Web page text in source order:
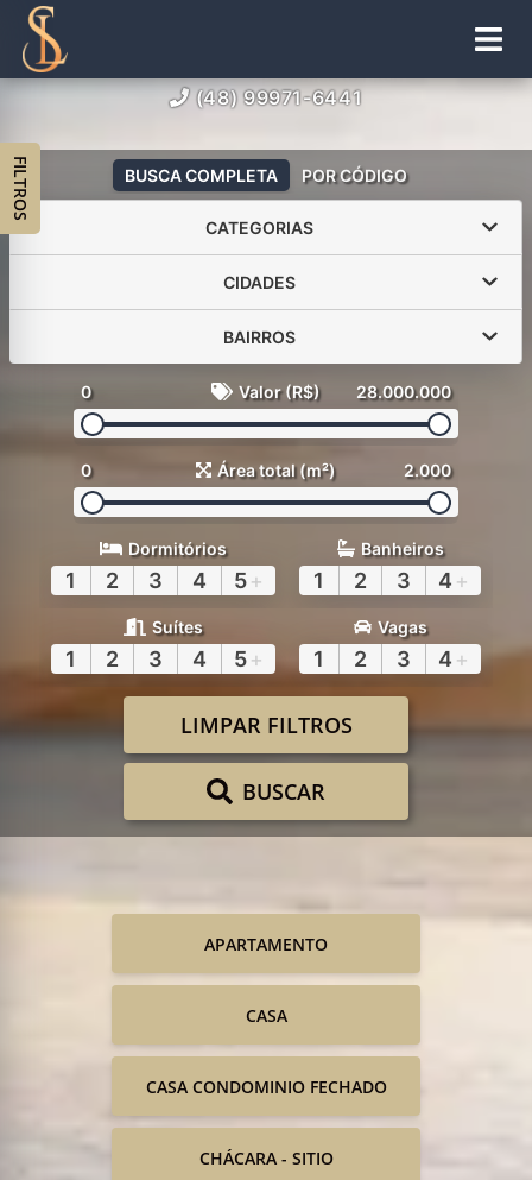
(48) 99971-6441
BUSCA COMPLETA POR CÓDIGO
CATEGORIAS
CIDADES
BAIRROS
0 Valor (R$) 28.000.000
0 Área total (m²) 2.000
Dormitórios
1 2 3 4 5+
Banheiros
1 2 3 4 +
Suítes
1 2 3 4 5+
Vagas
1 2 3 4 +
LIMPAR FILTROS
BUSCAR
APARTAMENTO
CASA
CASA CONDOMINIO FECHADO
CHÁCARA - SITIO
FILTROS